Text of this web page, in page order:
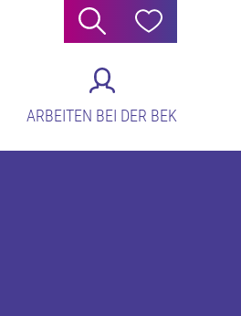
Suche Hilfe
ARBEITEN BEI DER BEK